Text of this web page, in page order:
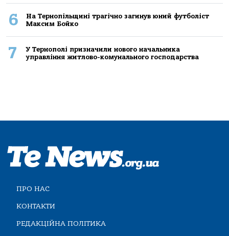
6
На Тернопільщині трагічно загинув юний футболіст
Максим Бойко
7
У Тернополі призначили нового начальника
управління житлово-комунального господарства
ПРО НАС
КОНТАКТИ
РЕДАКЦІЙНА ПОЛІТИКА